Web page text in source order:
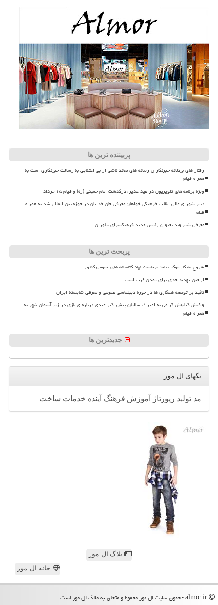
پربیننده ترین ها
رفتار های بزدلانه خبرنگاران رسانه های معاند ناشی از بی اعتنایی به رسالت خبرنگاری است به
همراه فیلم
ویژه برنامه های تلویزیون در عید غدیر، درگذشت امام خمینی (ره) و قیام ۱۵ خرداد
دبیر شورای عالی انقلاب فرهنگی خواهان معرفی جان فدایان در حوزه بین المللی شد به همراه
فیلم
معرفی شیراوند بعنوان رئیس جدید فرهنگسرای نیاوران
پربحث ترین ها
شروع به کار موکب باید برخاست نهاد کتابخانه های عمومی کشور
اربعین تهدید جدی برای تمدن غرب است
تاکید بر توسعه همکاری ها در حوزه دیپلماسی عمومی و معرفی شایسته ایران
واکنش کیانوش گرامی به اعتراف سالیان پیش اکبر عبدی درباره ی بازی در زیر آسمان شهر به
همراه فیلم
جدیدترین ها
تگهای ال مور
مد تولید رپورتاژ آموزش فرهنگ آینده خدمات ساخت
بلاگ ال مور
خانه ال مور